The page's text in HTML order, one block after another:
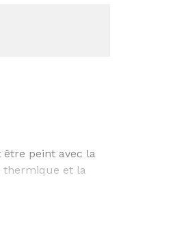
peint avec la
thermique et la